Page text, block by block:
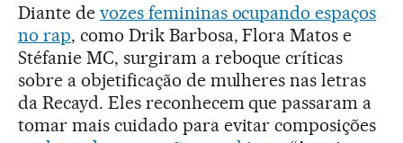
Diante de vozes femininas ocupando espaços
no rap, como Drik Barbosa, Flora Matos e
Stéfanie MC, surgiram a reboque críticas
sobre a objetificação de mulheres nas letras
da Recayd. Eles reconhecem que passaram a
tomar mais cuidado para evitar composições